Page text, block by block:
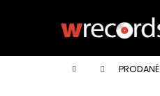
Domů PRODANÉ
í
Zpět
do
Zpět
do